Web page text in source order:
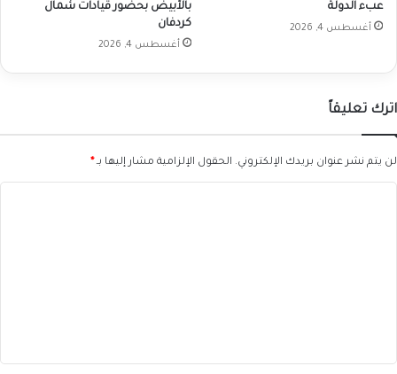
عبء الدولة
أغسطس 4, 2026
بالأبيض بحضور قيادات شمال
كردفان
أغسطس 4, 2026
اترك تعليقاً
لن يتم نشر عنوان بريدك الإلكتروني. الحقول الإلزامية مشار إليها بـ *